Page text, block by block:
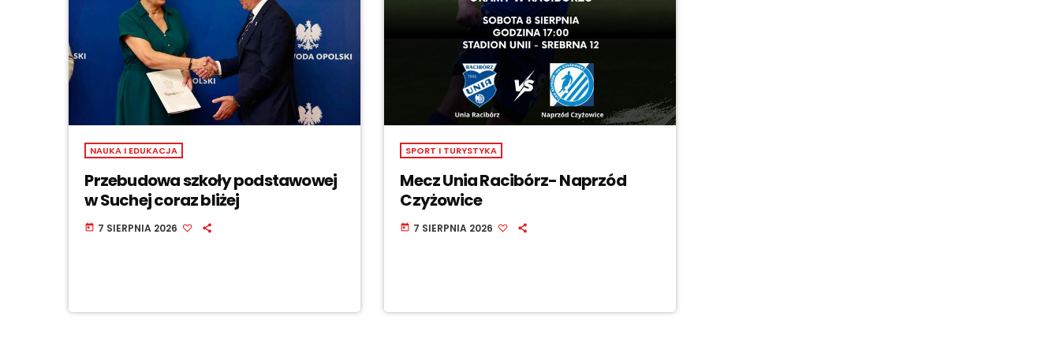
NAUKA I EDUKACJA
Przebudowa szkoły podstawowej
w Suchej coraz bliżej
today 7 SIERPNIA 2026
SPORT I TURYSTYKA
Mecz Unia Racibórz- Naprzód
Czyżowice
today 7 SIERPNIA 2026